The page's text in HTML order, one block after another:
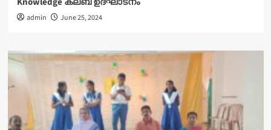
admin June 25, 2024